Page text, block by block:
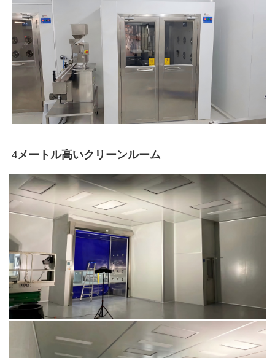
4メートル高いクリーンルーム